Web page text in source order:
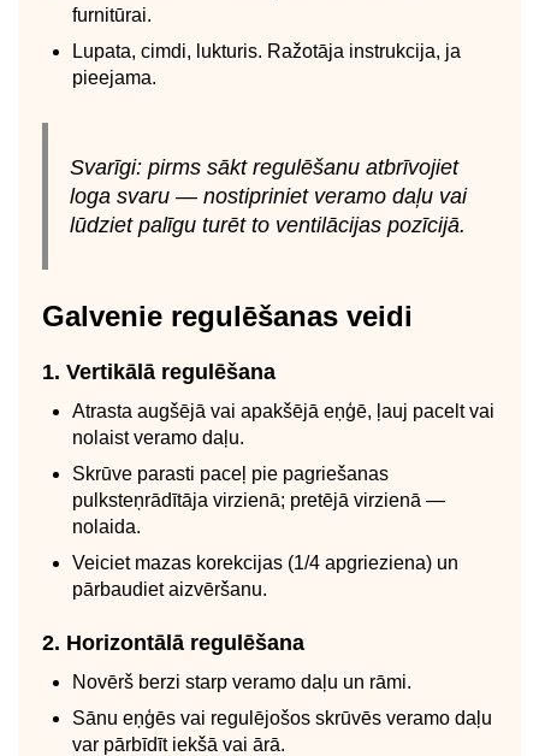
furnitūrai.
Lupata, cimdi, lukturis. Ražotāja instrukcija, ja
pieejama.
Svarīgi: pirms sākt regulēšanu atbrīvojiet
loga svaru — nostipriniet veramo daļu vai
lūdziet palīgu turēt to ventilācijas pozīcijā.
Galvenie regulēšanas veidi
1. Vertikālā regulēšana
Atrasta augšējā vai apakšējā eņģē, ļauj pacelt vai
nolaist veramo daļu.
Skrūve parasti paceļ pie pagriešanas
pulksteņrādītāja virzienā; pretējā virzienā —
nolaida.
Veiciet mazas korekcijas (1/4 apgrieziena) un
pārbaudiet aizvēršanu.
2. Horizontālā regulēšana
Novērš berzi starp veramo daļu un rāmi.
Sānu eņģēs vai regulējošos skrūvēs veramo daļu
var pārbīdīt iekšā vai ārā.